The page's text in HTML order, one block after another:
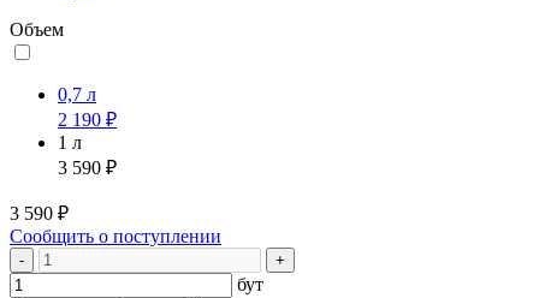
Объем
0,7 л
2 190 ₽
1 л
3 590 ₽
3 590 ₽
Сообщить о поступлении
- +
бут